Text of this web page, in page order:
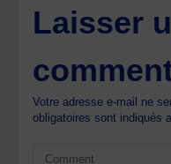
Laisser
Votre adresse e-mail ne
obligatoires sont indiqués